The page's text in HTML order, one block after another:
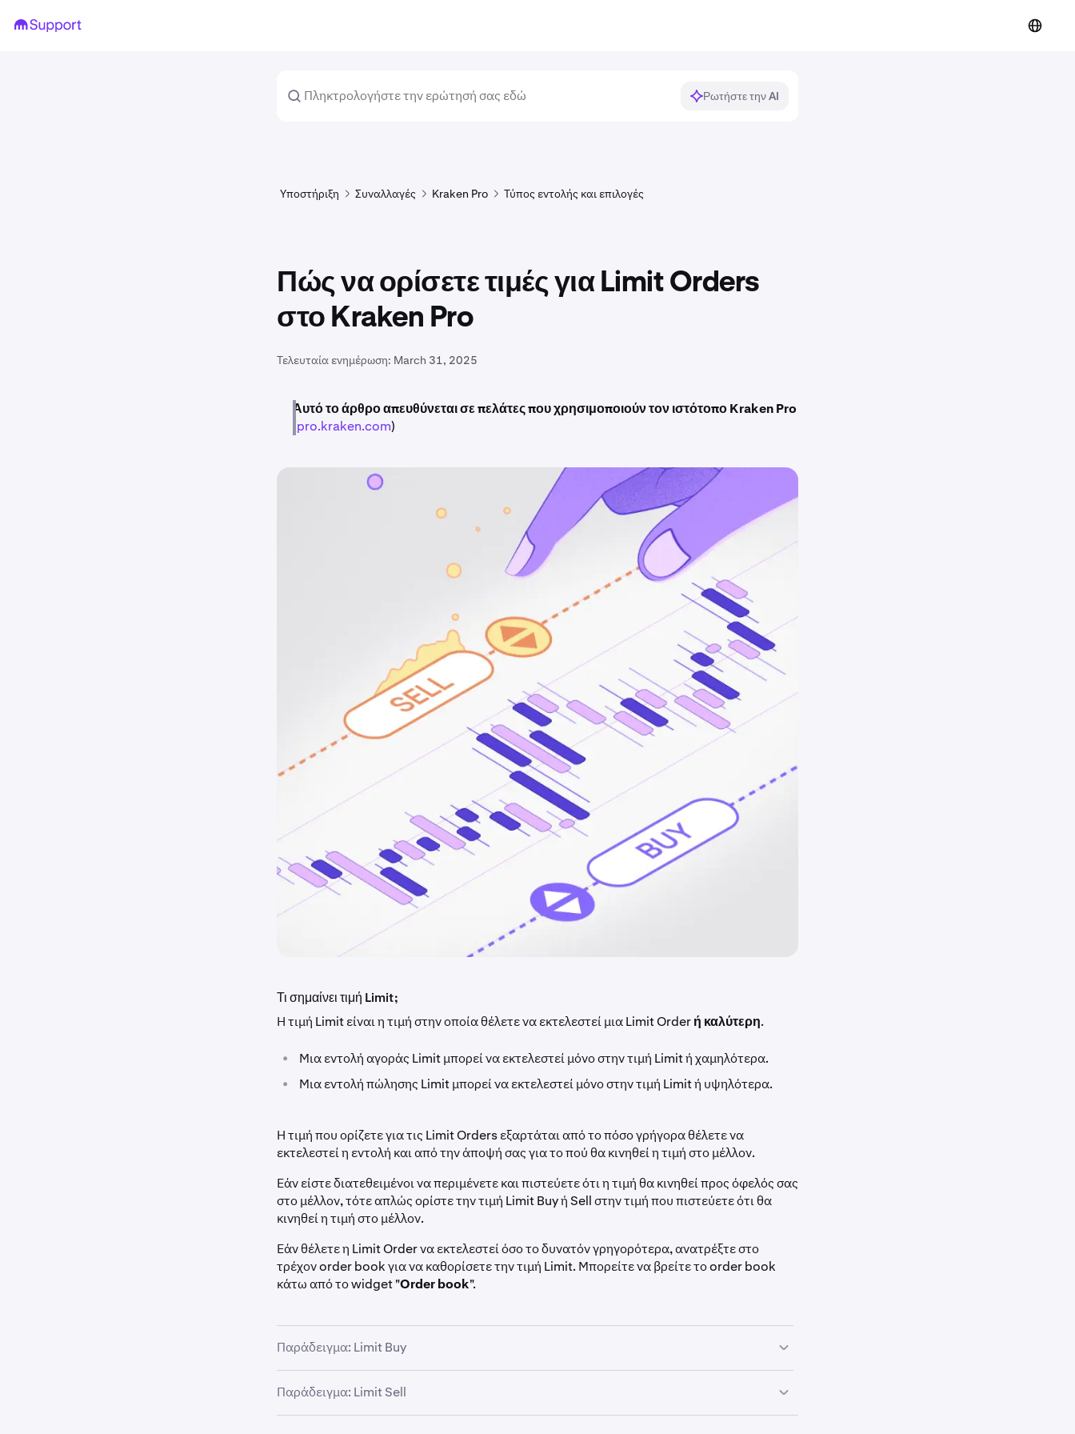
Ρωτήστε την AI
Υποστήριξη Συναλλαγές Kraken Pro Τύπος εντολής και επιλογές
Πώς να ορίσετε τιμές για Limit Orders
στο Kraken Pro
Τελευταία ενημέρωση: March 31, 2025
Αυτό το άρθρο απευθύνεται σε πελάτες που χρησιμοποιούν τον ιστότοπο Kraken Pro
(pro.kraken.com)
Τι σημαίνει τιμή Limit;
Η τιμή Limit είναι η τιμή στην οποία θέλετε να εκτελεστεί μια Limit Orderή καλύτερη.
• Μια εντολή αγοράς Limit μπορεί να εκτελεστεί μόνο στην τιμή Limit ή χαμηλότερα.
• Μια εντολή πώλησης Limit μπορεί να εκτελεστεί μόνο στην τιμή Limit ή υψηλότερα.
Η τιμή που ορίζετε για τις Limit Orders εξαρτάται από το πόσο γρήγορα θέλετε να
εκτελεστεί η εντολή και από την άποψή σας για το πού θα κινηθεί η τιμή στο μέλλον.
Εάν είστε διατεθειμένοι να περιμένετε και πιστεύετε ότι η τιμή θα κινηθεί προς όφελός σας
στο μέλλον, τότε απλώς ορίστε την τιμή Limit Buy ή Sell στην τιμή που πιστεύετε ότι θα
κινηθεί η τιμή στο μέλλον.
Εάν θέλετε η Limit Order να εκτελεστεί όσο το δυνατόν γρηγορότερα, ανατρέξτε στο
τρέχον order book για να καθορίσετε την τιμή Limit. Μπορείτε να βρείτε το order book
κάτω από το widget "Order book".
Παράδειγμα: Limit Buy
Ας υποθέσουμε ότι θέλετε να αγοράσετε 10 bitcoins.
Maker price: Εάν είστε υπομονετικοί και πιστεύετε ότι η τιμή μπορεί να πέσει και θέλετε
Παράδειγμα: Limit Sell